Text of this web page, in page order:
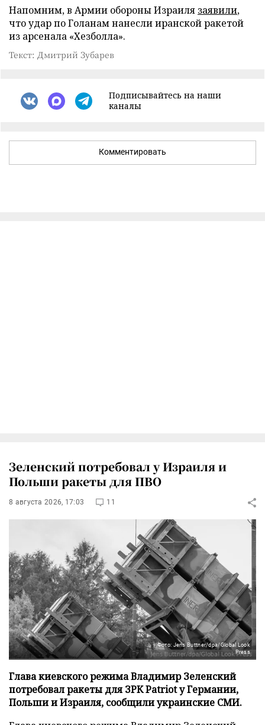
Напомним, в Армии обороны Израиля заявили,
что удар по Голанам нанесли иранской ракетой
из арсенала «Хезболла».
Текст: Дмитрий Зубарев
Подписывайтесь на наши
каналы
Комментировать
Зеленский потребовал у Израиля и
Польши ракеты для ПВО
8 августа 2026, 17:03 11
Фото: Jens Buttner/dpa/Global Look
Press
Глава киевского режима Владимир Зеленский
потребовал ракеты для ЗРК Patriot у Германии,
Польши и Израиля, сообщили украинские СМИ.